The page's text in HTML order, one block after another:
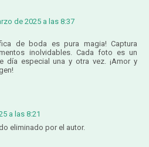
de 2025 a las 8:37
de boda es pura magia! Captura
inolvidables. Cada foto es un
día especial una y otra vez. ¡Amor y
a las 8:21
eliminado por el autor.